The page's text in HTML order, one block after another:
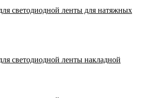
светодиодной ленты для натяжных
светодиодной ленты накладной